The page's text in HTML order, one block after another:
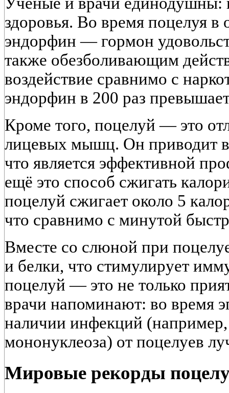
здоровья. Во время поцелуя в
эндорфин — гормон
также обезболивающим
воздействие сравнимо с
эндорфин в 200 раз
Кроме того, поцелуй — это
лицевых мышц. Он приводит
что является эффективной
ещё это способ сжигать
поцелуй сжигает около 5
что сравнимо с минутой
Вместе со слюной при
и белки, что стимулирует
поцелуй — это не только
врачи напоминают: во время
наличии инфекций
мононуклеоза) от поцелуев
Мировые рекорды